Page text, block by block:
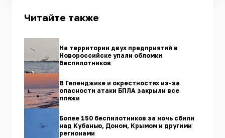
Читайте также
На территории двух предприятий в
Новороссийске упали обломки
беспилотников
В Геленджике и окрестностях из-за
опасности атаки БПЛА закрыли все
пляжи
Более 150 беспилотников за ночь сбили
над Кубанью, Доном, Крымом и другими
регионами